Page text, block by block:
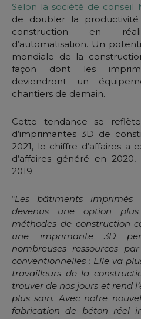
Selon la société de conseil
de doubler la
construction en
d’automatisation. Un
mondiale de la
façon dont les
deviendront un
chantiers de demain.
Cette tendance se
d’imprimantes 3D de
2021, le chiffre d’affaires a
d’affaires généré en
2019.
“Les bâtiments
devenus une option
méthodes de construction
une imprimante 3D
nombreuses ressources
conventionnelles : Elle va
travailleurs de la
trouver de nos jours et rend
plus sain. Avec notre
fabrication de béton réel